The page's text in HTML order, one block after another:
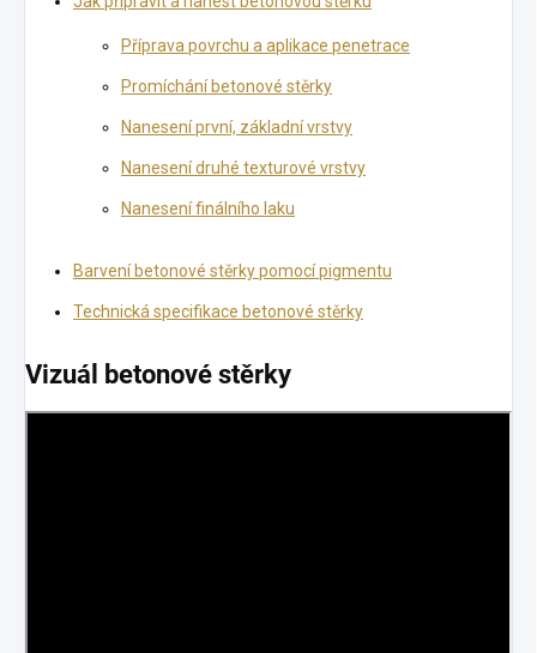
Příprava povrchu a aplikace penetrace
Promíchání betonové stěrky
Nanesení první, základní vrstvy
Nanesení druhé texturové vrstvy
Nanesení finálního laku
Barvení betonové stěrky pomocí pigmentu
Technická specifikace betonové stěrky
Vizuál betonové stěrky